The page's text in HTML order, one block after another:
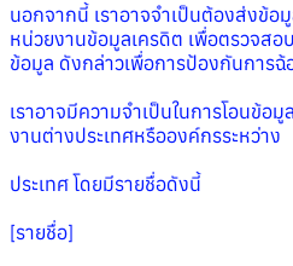
นอกจากนี้ เราอาจจำเป็นต้องส่งข้
หน่วยงานข้อมูลเครดิต เพื่อตรวจสอ
ข้อมูล ดังกล่าวเพื่อการป้องกันการฉ้
เราอาจมีความจำเป็นในการโอนข้
งานต่างประเทศหรือองค์กรระหว่าง
ประเทศ โดยมีรายชื่อดังนี้
[รายชื่อ]